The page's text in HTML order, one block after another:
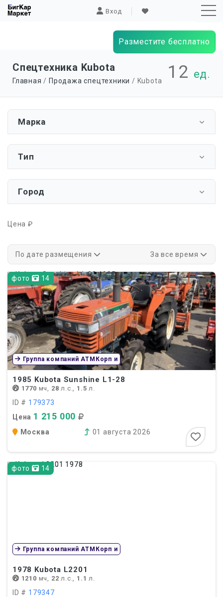
Вход
Разместите бесплатно
Спецтехника Kubota
Главная / Продажа спецтехники / Kubota 12 ед.
Марка
Тип
Город
Цена ₽
По дате размещения За все время
фото 14
1985 Kubota Sunshine L1-28
1770 мч, 28 л.с., 1.5 л.
ID # 179373
Цена 1 215 000
Группа компаний АТМКорп и
Москва 01 августа 2026
фото 14
1978 Kubota L2201
1210 мч, 22 л.с., 1.1 л.
ID # 179347
Группа компаний АТМКорп и